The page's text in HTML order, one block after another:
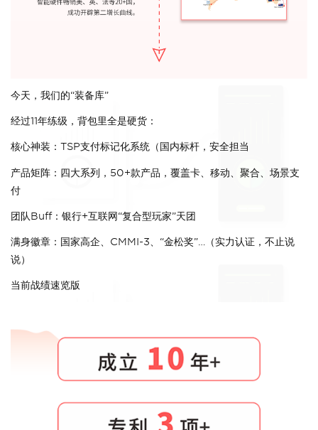
今天，我们的“装备库”
经过11年练级，背包里全是硬货：
核心神装：TSP支付标记化系统（国内标杆，安全担当
产品矩阵：四大系列，50+款产品，覆盖卡、移动、聚合、场景支
付
团队Buff：银行+互联网“复合型玩家”天团
满身徽章：国家高企、CMMI-3、“金松奖”…（实力认证，不止说
说）
当前战绩速览版